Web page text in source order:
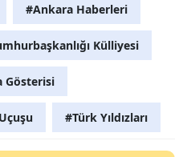
#Ankara Haberleri
Külliyesi
Gösterisi
#Türk Yıldızları